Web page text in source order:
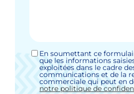
Sans
titre
En soumettant ce
que les informations
exploitées dans le cadre
communications et de la
commerciale qui peut en
notre politique de